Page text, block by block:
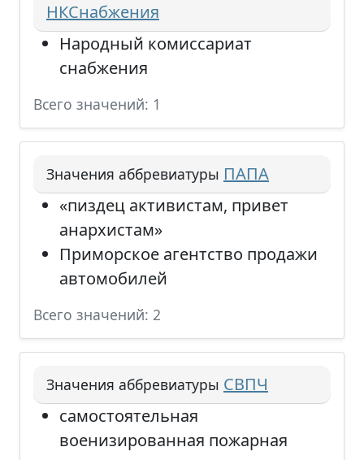
НКСнабжения
Народный комиссариат
снабжения
Всего значений: 1
Значения аббревиатуры ПАПА
«пиздец активистам, привет
анархистам»
Приморское агентство продажи
автомобилей
Всего значений: 2
Значения аббревиатуры СВПЧ
самостоятельная
военизированная пожарная